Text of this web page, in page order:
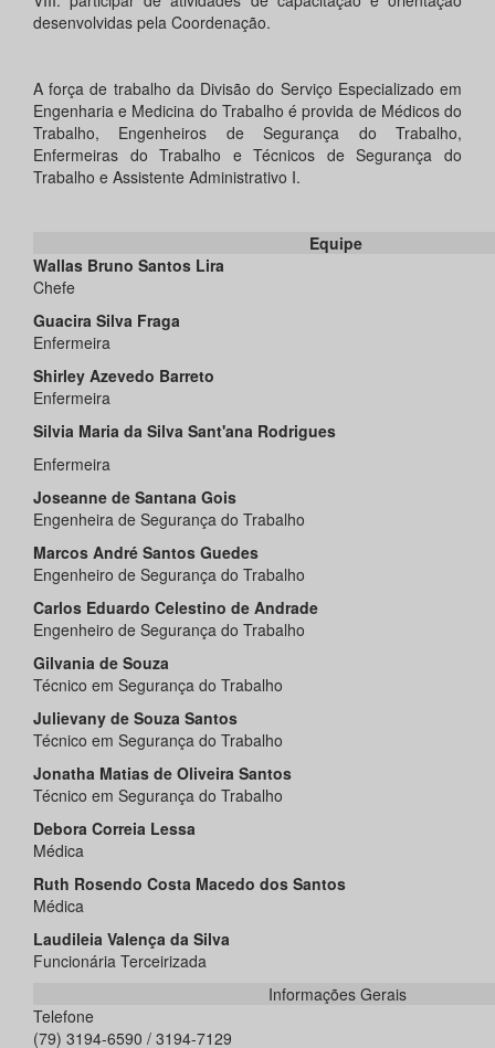
desenvolvidas pela Coordenação.
A força de trabalho da Divisão do Serviço Especializado em
Engenharia e Medicina do Trabalho é provida de Médicos do
Trabalho, Engenheiros de Segurança do Trabalho,
Enfermeiras do Trabalho e Técnicos de Segurança do
Trabalho e Assistente Administrativo I.
Equipe
Wallas Bruno Santos Lira
Chefe
Guacira Silva Fraga
Enfermeira
Shirley Azevedo Barreto
Enfermeira
Silvia Maria da Silva Sant'ana Rodrigues
Enfermeira
Joseanne de Santana Gois
Engenheira de Segurança do Trabalho
Marcos André Santos Guedes
Engenheiro de Segurança do Trabalho
Carlos Eduardo Celestino de Andrade
Engenheiro de Segurança do Trabalho
Gilvania de Souza
Técnico em Segurança do Trabalho
Julievany de Souza Santos
Técnico em Segurança do Trabalho
Jonatha Matias de Oliveira Santos
Técnico em Segurança do Trabalho
Debora Correia Lessa
Médica
Ruth Rosendo Costa Macedo dos Santos
Médica
Laudileia Valença da Silva
Funcionária Terceirizada
Informações Gerais
Telefone
(79) 3194-6590 / 3194-7129